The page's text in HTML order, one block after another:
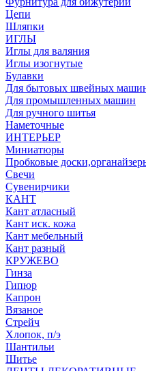
Цепи
Шляпки
ИГЛЫ
Иглы для валяния
Иглы изогнутые
Булавки
Для бытовых швейных
Для промышленных машин
Для ручного шитья
Наметочные
ИНТЕРЬЕР
Миниатюры
Пробковые
Свечи
Сувенирчики
КАНТ
Кант атласный
Кант иск. кожа
Кант мебельный
Кант разный
КРУЖЕВО
Гинза
Гипюр
Капрон
Вязаное
Стрейч
Хлопок, п/э
Шантильи
Шитье